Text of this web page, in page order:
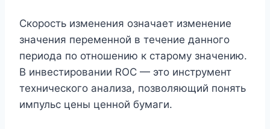
Скорость изменения означает изменение
значения переменной в течение данного
периода по отношению к старому значению.
В инвестировании ROC — это инструмент
технического анализа, позволяющий понять
импульс цены ценной бумаги.